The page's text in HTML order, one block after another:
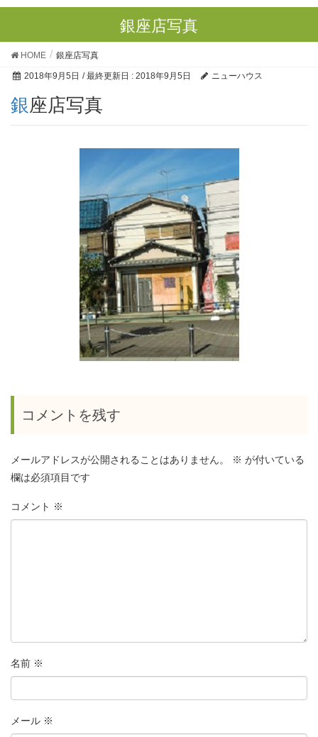
銀座店写真
HOME 銀座店写真
2018年9月5日 / 最終更新日 : 2018年9月5日 ニューハウス
銀座店写真
コメントを残す
メールアドレスが公開されることはありません。 ※ が付いている
欄は必須項目です
コメント ※
名前 ※
メール ※